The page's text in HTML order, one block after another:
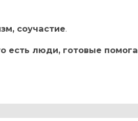
соучастие.
люди, готовые